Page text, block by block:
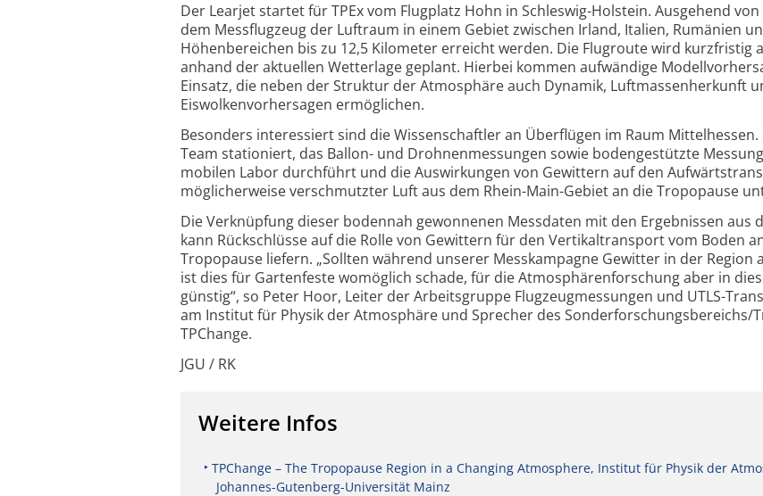
Der Learjet startet für TPEx vom Flugplatz Hohn in Schleswig-Holstein. Ausgehend
dem Messflugzeug der Luftraum in einem Gebiet zwischen Irland, Italien, Rumänien
Höhenbereichen bis zu 12,5 Kilometer erreicht werden. Die Flugroute wird kurzfristig
anhand der aktuellen Wetterlage geplant. Hierbei kommen aufwändige
Einsatz, die neben der Struktur der Atmosphäre auch Dynamik, Luftmassenherkunft
Eiswolkenvorhersagen ermöglichen.
Besonders interessiert sind die Wissenschaftler an Überflügen im Raum
Team stationiert, das Ballon- und Drohnenmessungen sowie bodengestützte
mobilen Labor durchführt und die Auswirkungen von Gewittern auf den
möglicherweise verschmutzter Luft aus dem Rhein-Main-Gebiet an die Tropopause
Die Verknüpfung dieser bodennah gewonnenen Messdaten mit den Ergebnissen aus
kann Rückschlüsse auf die Rolle von Gewittern für den Vertikaltransport vom Boden
Tropopause liefern. „Sollten während unserer Messkampagne Gewitter in der Region
ist dies für Gartenfeste womöglich schade, für die Atmosphärenforschung aber in
günstig“, so Peter Hoor, Leiter der Arbeitsgruppe Flugzeugmessungen und UTLS-
am Institut für Physik der Atmosphäre und Sprecher des Sonderforschungsbereichs/
TPChange.
JGU / RK
Weitere Infos
TPChange – The Tropopause Region in a Changing Atmosphere, Institut für Physik der
Johannes-Gutenberg-Universität Mainz